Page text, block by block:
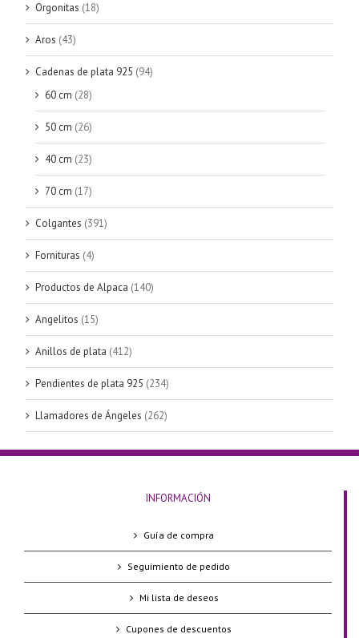
Orgonitas (18)
Aros (43)
Cadenas de plata 925 (94)
60 cm (28)
50 cm (26)
40 cm (23)
70 cm (17)
Colgantes (391)
Fornituras (4)
Productos de Alpaca (140)
Angelitos (15)
Anillos de plata (412)
Pendientes de plata 925 (234)
Llamadores de Ángeles (262)
INFORMACIÓN
Guía de compra
Seguimiento de pedido
Mi lista de deseos
Cupones de descuentos